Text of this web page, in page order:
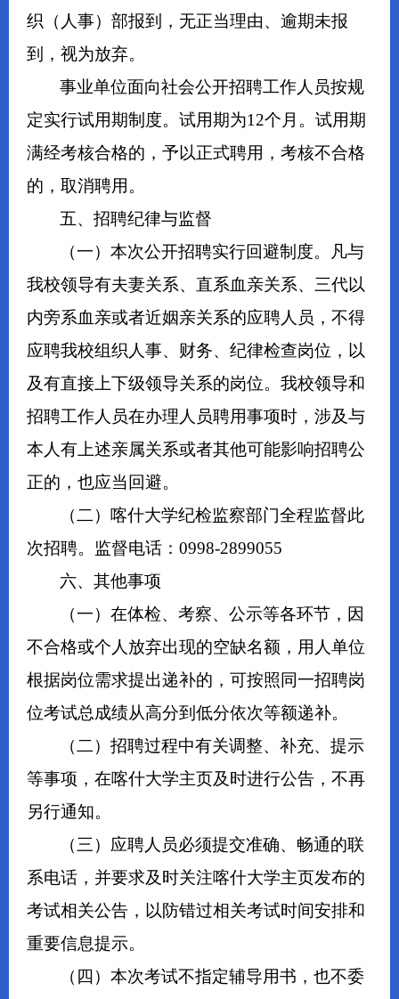
织（人事）部报到，无正当理由、逾期未报
到，视为放弃。
事业单位面向社会公开招聘工作人员按规
定实行试用期制度。试用期为12个月。试用期
满经考核合格的，予以正式聘用，考核不合格
的，取消聘用。
五、招聘纪律与监督
（一）本次公开招聘实行回避制度。凡与
我校领导有夫妻关系、直系血亲关系、三代以
内旁系血亲或者近姻亲关系的应聘人员，不得
应聘我校组织人事、财务、纪律检查岗位，以
及有直接上下级领导关系的岗位。我校领导和
招聘工作人员在办理人员聘用事项时，涉及与
本人有上述亲属关系或者其他可能影响招聘公
正的，也应当回避。
（二）喀什大学纪检监察部门全程监督此
次招聘。监督电话：0998-2899055
六、其他事项
（一）在体检、考察、公示等各环节，因
不合格或个人放弃出现的空缺名额，用人单位
根据岗位需求提出递补的，可按照同一招聘岗
位考试总成绩从高分到低分依次等额递补。
（二）招聘过程中有关调整、补充、提示
等事项，在喀什大学主页及时进行公告，不再
另行通知。
（三）应聘人员必须提交准确、畅通的联
系电话，并要求及时关注喀什大学主页发布的
考试相关公告，以防错过相关考试时间安排和
重要信息提示。
（四）本次考试不指定辅导用书，也不委